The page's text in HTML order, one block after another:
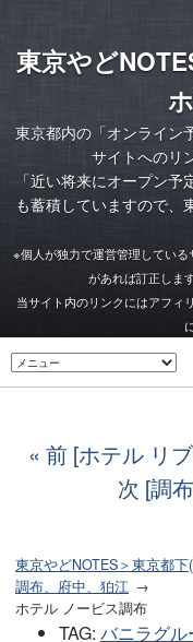
東京やど
東京都内の「オンライン
サイトへのリ
「近い将来にオープン予
も蓄積していますので、
※個人が独力で運営管理してい
があれば訂正しま
当サイト内のリンクにはアフィ
前 [ホテル リ
次 [調
東京やどNOTES＞東京都
調布、府中、狛江
ホテル ノービス調布
TAG: バニラグ